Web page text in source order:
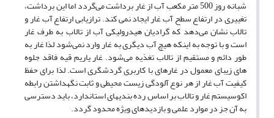
شبانه روز 500 متر مکعب آب از غار برداشت می‌گردد اما این برداشت،
تغییری در ارتفاع سطح آب غار ایجاد نمی کند. ترازیابی ارتفاع آب غار و
تالاب نشان می‌دهد که گرادیان هیدرولیکی آب از تالاب به طرف غار
است و با توجه به اینکه هیچ آب دیگری به غار وارد نمی‌شود لذا غار به
طور دائم و مستقیم از تالاب تغذیه می‌شود. غار یاریم قیه فاقد جلوه
های زیبای معمول در غارهای با کاربری گردشگری است. لذا برای حفظ
کیفیت آب غار از هر نوع آلودگی زیست محیطی و ثابت نگهداشتن رابطه
اکوسیستم غار و تالاب بر اساس رده بندیهای استاندارد، باید دسترسی
به آن جز در موارد علمی و بازدیدهای ویژه محدود گردد.